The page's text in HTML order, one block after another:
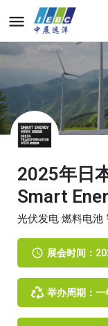
2025年日
Smart
光伏发电 燃料电池
展会时间：
举办周期：一